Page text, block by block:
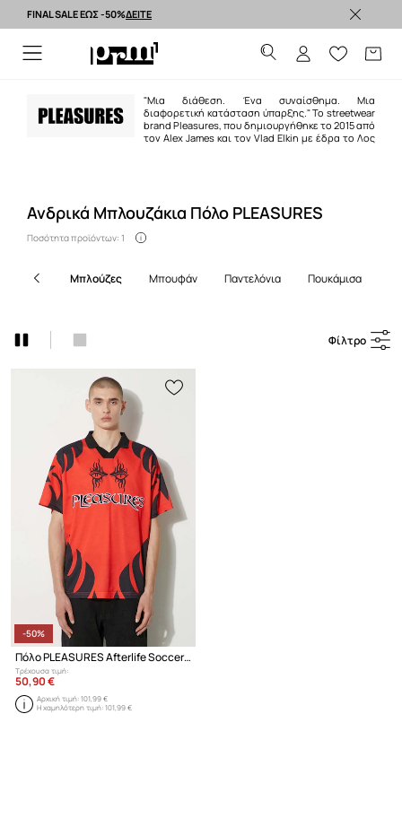
FINAL SALE ΕΩΣ -50%ΔΕΙΤΕ
"Μια διάθεση. Ένα συναίσθημα. Μια
διαφορετική κατάσταση ύπαρξης." Το streetwear
brand Pleasures, που δημιουργήθηκε το 2015 από
τον Alex James και τον Vlad Elkin με έδρα το Λος
Ανδρικά Μπλουζάκια Πόλο PLEASURES
Ποσότητα προϊόντων: 1
μπλούζες μπουφάν παντελόνια πουκάμισα
Φίλτρο
-50%
Πόλο PLEASURES Afterlife Soccer Jersey
Τρέχουσα τιμή:
50,90 €
Αρχική τιμή:101,99 €
Η χαμηλότερη τιμή:101,99 €